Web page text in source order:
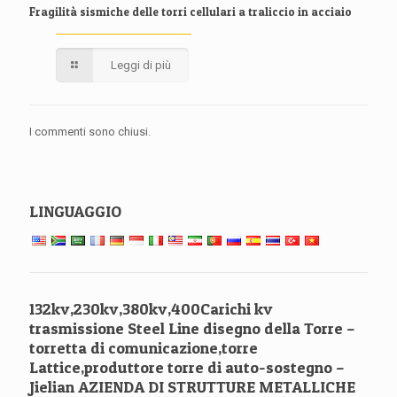
Fragilità sismiche delle torri cellulari a traliccio in acciaio
Leggi di più
I commenti sono chiusi.
LINGUAGGIO
132kv,230kv,380kv,400Carichi kv
trasmissione Steel Line disegno della Torre –
torretta di comunicazione,torre
Lattice,produttore torre di auto-sostegno –
Jielian AZIENDA DI STRUTTURE METALLICHE